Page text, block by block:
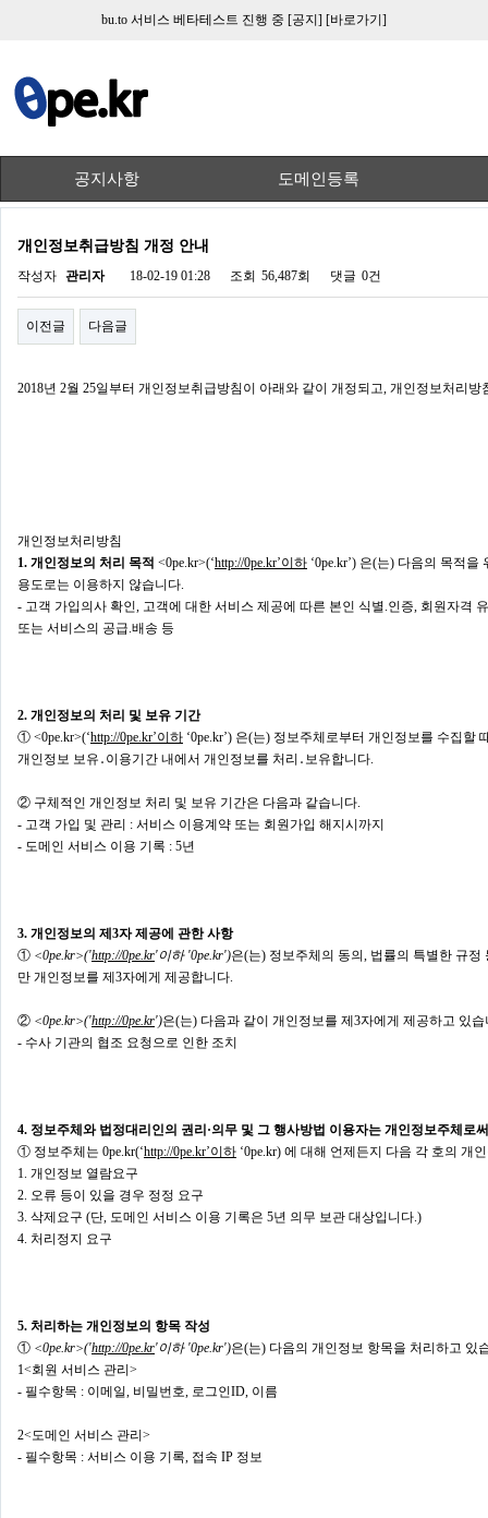
bu.to 서비스 베타테스트 진행 중 [공지] [바로가기]
공지사항 도메인등록
개인정보취급방침 개정 안내
작성자 관리자 18-02-19 01:28 조회 56,487회 댓글 0건
이전글 다음글
2018년 2월 25일부터 개인정보취급방침이 아래와 같이 개정되고, 개인정보처리
개인정보처리방침
1. 개인정보의 처리 목적 <0pe.kr>(‘http://0pe.kr’이하 ‘0pe.kr’) 은(는) 다음의 목적
용도로는 이용하지 않습니다.
- 고객 가입의사 확인, 고객에 대한 서비스 제공에 따른 본인 식별.인증, 회원자격
또는 서비스의 공급.배송 등
2. 개인정보의 처리 및 보유 기간
① <0pe.kr>(‘http://0pe.kr’이하 ‘0pe.kr’) 은(는) 정보주체로부터 개인정보를 수집
개인정보 보유․이용기간 내에서 개인정보를 처리․보유합니다.
② 구체적인 개인정보 처리 및 보유 기간은 다음과 같습니다.
- 고객 가입 및 관리 : 서비스 이용계약 또는 회원가입 해지시까지
- 도메인 서비스 이용 기록 : 5년
3. 개인정보의 제3자 제공에 관한 사항
① <0pe.kr>('http://0pe.kr'이하 '0pe.kr')은(는) 정보주체의 동의, 법률의 특별한 규
만 개인정보를 제3자에게 제공합니다.
② <0pe.kr>('http://0pe.kr')은(는) 다음과 같이 개인정보를 제3자에게 제공하고 있습
- 수사 기관의 협조 요청으로 인한 조치
4. 정보주체와 법정대리인의 권리·의무 및 그 행사방법 이용자는 개인정보주체로
① 정보주체는 0pe.kr(‘http://0pe.kr’이하 ‘0pe.kr) 에 대해 언제든지 다음 각 호의 개
1. 개인정보 열람요구
2. 오류 등이 있을 경우 정정 요구
3. 삭제요구 (단, 도메인 서비스 이용 기록은 5년 의무 보관 대상입니다.)
4. 처리정지 요구
5. 처리하는 개인정보의 항목 작성
① <0pe.kr>('http://0pe.kr'이하 '0pe.kr')은(는) 다음의 개인정보 항목을 처리하고 있
1<회원 서비스 관리>
- 필수항목 : 이메일, 비밀번호, 로그인ID, 이름
2<도메인 서비스 관리>
- 필수항목 : 서비스 이용 기록, 접속 IP 정보